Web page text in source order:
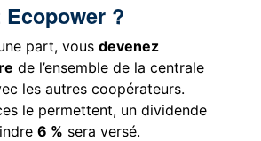
?
part, vous devenez
de l’ensemble de la centrale
les autres coopérateurs.
le permettent, un dividende
6 % sera versé.